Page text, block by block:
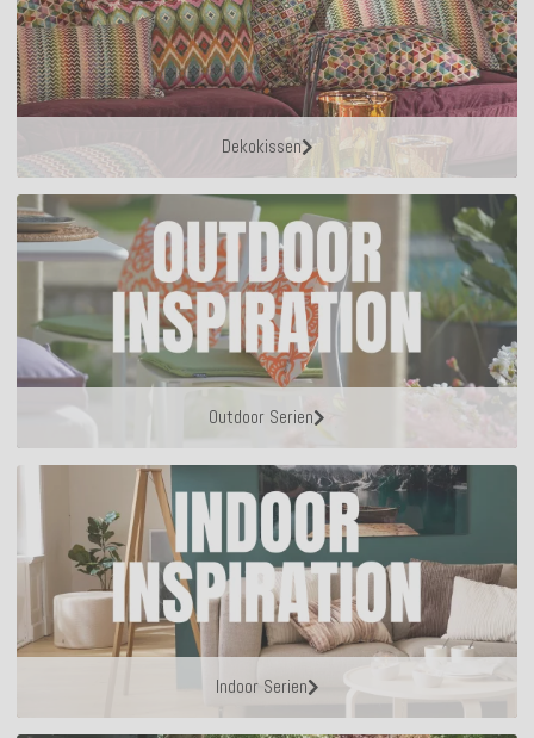
Dekokissen
Outdoor Serien
Indoor Serien